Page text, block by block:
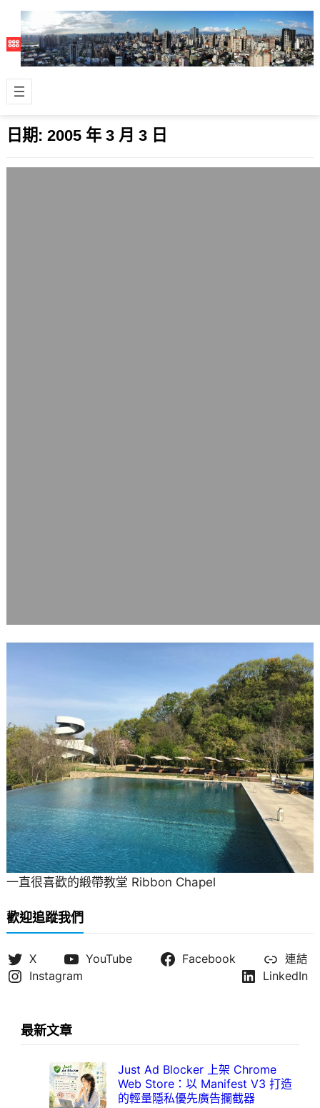
日期: 2005 年 3 月 3 日
一直很喜歡的緞帶教堂 Ribbon Chapel
歡迎追蹤我們
X YouTube Facebook
連結
Instagram
LinkedIn
最新文章
Just Ad Blocker 上架 Chrome
Web Store：以 Manifest V3 打造
的輕量隱私優先廣告攔截器